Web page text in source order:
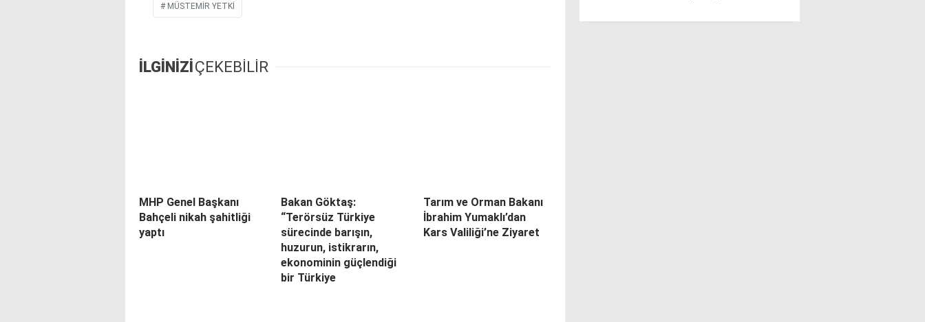
MÜSTEMIR YETKI
İLGİNİZİÇEKEBİLİR
MHP Genel Başkanı
Bahçeli nikah şahitliği
yaptı
Bakan Göktaş:
“Terörsüz Türkiye
sürecinde barışın,
huzurun, istikrarın,
ekonominin güçlendiği
bir Türkiye
Tarım ve Orman Bakanı
İbrahim Yumaklı’dan
Kars Valiliği’ne Ziyaret